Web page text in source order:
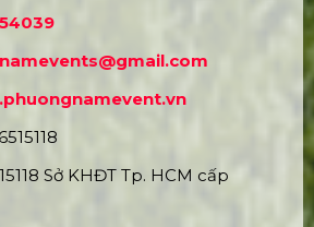
Sở KHĐT Tp. HCM cấp